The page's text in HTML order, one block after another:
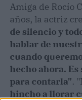
Amiga de Rocío
años, la actriz
de silencio y
hablar de
cuando
hecho ahora.
para contarla".
hincho a llorar